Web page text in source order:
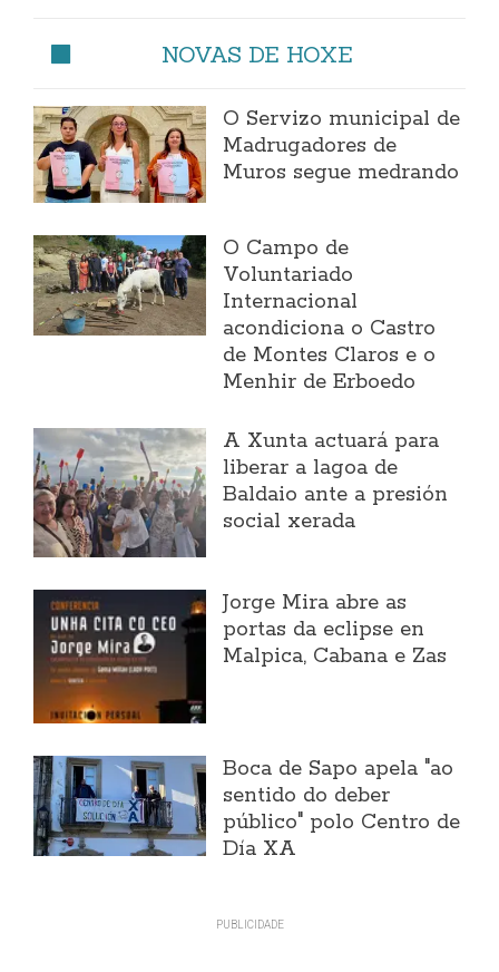
NOVAS DE HOXE
O Servizo municipal de
Madrugadores de
Muros segue medrando
O Campo de
Voluntariado
Internacional
acondiciona o Castro
de Montes Claros e o
Menhir de Erboedo
A Xunta actuará para
liberar a lagoa de
Baldaio ante a presión
social xerada
Jorge Mira abre as
portas da eclipse en
Malpica, Cabana e Zas
Boca de Sapo apela "ao
sentido do deber
público" polo Centro de
Día XA